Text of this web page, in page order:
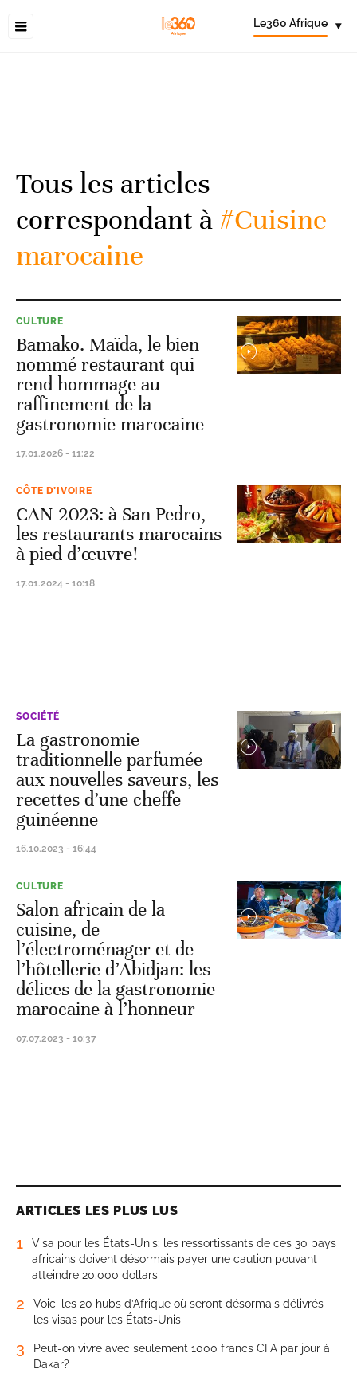
Le360 Afrique ▾
Tous les articles
correspondant à#Cuisine
marocaine
CULTURE
Bamako. Maïda, le bien
nommé restaurant qui
rend hommage au
raffinement de la
gastronomie marocaine
17.01.2026 - 11:22
CÔTE D’IVOIRE
CAN-2023: à San Pedro,
les restaurants marocains
à pied d’œuvre!
17.01.2024 - 10:18
SOCIÉTÉ
La gastronomie
traditionnelle parfumée
aux nouvelles saveurs, les
recettes d’une cheffe
guinéenne
16.10.2023 - 16:44
CULTURE
Salon africain de la
cuisine, de
l’électroménager et de
l’hôtellerie d’Abidjan: les
délices de la gastronomie
marocaine à l’honneur
07.07.2023 - 10:37
ARTICLES LES PLUS LUS
1
Visa pour les États-Unis: les ressortissants de ces 30 pays
africains doivent désormais payer une caution pouvant
atteindre 20.000 dollars
2
Voici les 20 hubs d’Afrique où seront désormais délivrés
les visas pour les États-Unis
3
Peut-on vivre avec seulement 1000 francs CFA par jour à
Dakar?